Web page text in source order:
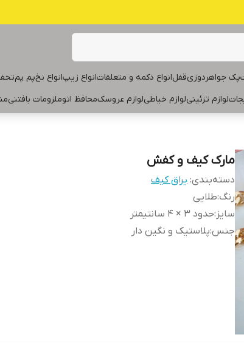
پک جواهردوزیقفلانواع دکمه و متعلقاتانواع زیپانواع نخپم پم
لوازم تزئینیلوازم خیاطیلوازم عروسکمحافظ اتوملزومات بافتنی
مارک کیف و کفش
دسته‌بندی: یراق کیف
رنگ:طلایی
سایز :حدود ۳ × ۴ سانتیمتر
جنس:پلاستیک و نگین دار